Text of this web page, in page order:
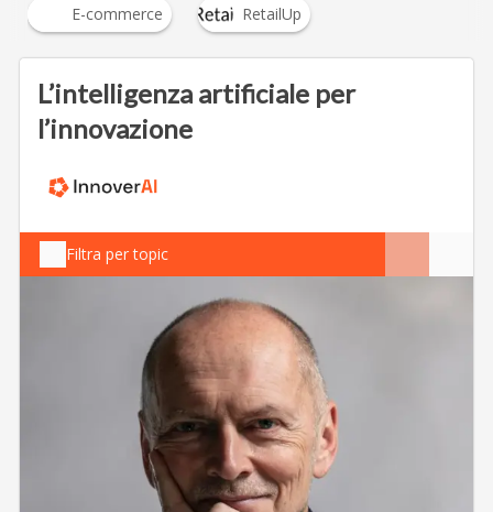
E-commerce RetailUp
L’intelligenza artificiale per
l’innovazione
Filtra per topic